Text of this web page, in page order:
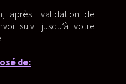
après validation de
suivi jusqu’à votre
de: